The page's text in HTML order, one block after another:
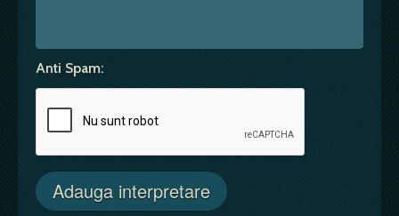
Anti Spam: